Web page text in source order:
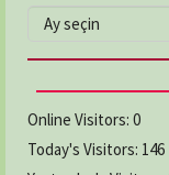
ARŞİVLER
Online Visitors: 0
Today's Visitors: 146